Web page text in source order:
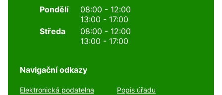
Pondělí
08:00 - 12:00
13:00 - 17:00
Středa
08:00 - 12:00
13:00 - 17:00
Navigační odkazy
Elektronická podatelna Popis úřadu